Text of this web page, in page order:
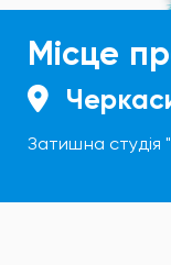
Місце
Затишна студія